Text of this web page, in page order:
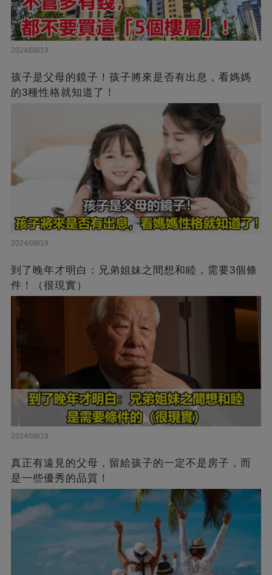
2024/08/19
孩子是父母的鏡子！孩子將來是否有出息，看媽媽
的3種性格就知道了！
2024/08/19
到了晚年才明白：兄弟姐妹之間想和睦，需要3個條
件！（很現實）
2024/08/19
真正有遠見的父母，留給孩子的一定不是房子，而
是一些優秀的品質！